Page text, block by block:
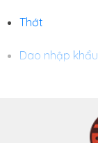
Thớt
Dao nhập khẩu